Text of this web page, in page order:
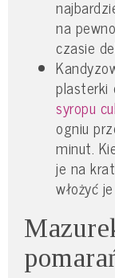
na
czasie
plasterki
syropu
ogniu
minut.
je na
włożyć